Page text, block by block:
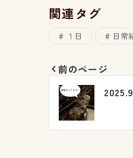
関連タグ
１日 日常
投
稿
ナ
前のページ